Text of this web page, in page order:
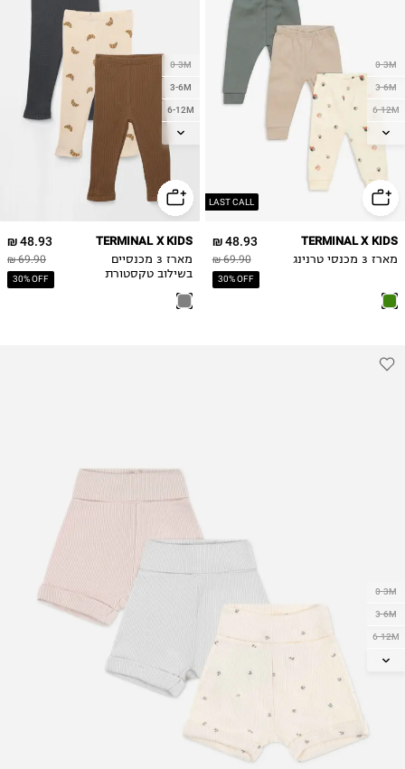
LAST CALL
0-3M
3-6M
6-12M
12-18M
2Y
48.93 ₪
69.90 ₪
30% OFF
TERMINAL X KIDS
מארז 3 מכנסי טרנינג
0-3M
3-6M
6-12M
12-18M
18-24M
2Y
48.93 ₪
69.90 ₪
30% OFF
TERMINAL X KIDS
מארז 3 מכנסיים
בשילוב טקסטורת
0-3M
3-6M
6-12M
12-18M